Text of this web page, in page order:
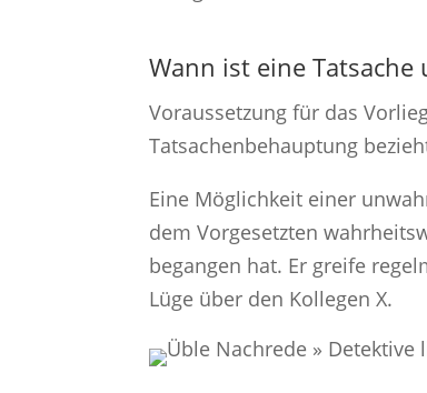
Wann ist eine Tatsache
Voraussetzung für das
Tatsachenbehauptung
Eine Möglichkeit einer
dem Vorgesetzten
begangen hat. Er greife
Lüge über den Kollegen X.